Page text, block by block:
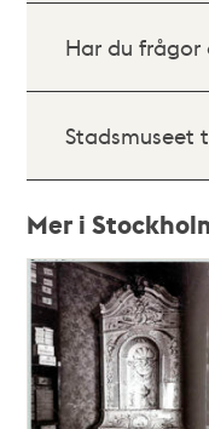
Har du
Stadsmuseet
Mer i
Relaterade
poster
och
teman